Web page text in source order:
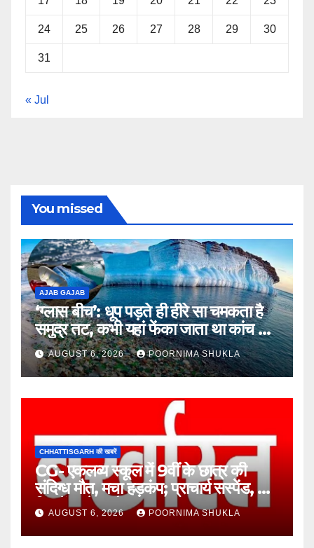
24 25 26 27 28 29 30
31
« Jul
You missed
AJAB GAJAB
‘ग्लास बीच’: धूप पड़ते ही हीरे सा चमकता है
समुद्र तट, कभी यहां फेंका जाता था कांच का
कचरा!…
AUGUST 6, 2026 POORNIMA SHUKLA
CHHATTISGARH की खबरें
CG- एकलव्य स्कूल में 9वीं के छात्र की
संदिग्ध मौत, मचा हड़कंप; प्राचार्य सस्पेंड, 7
दिन में खुलेगा मौत का राज!…
AUGUST 6, 2026 POORNIMA SHUKLA